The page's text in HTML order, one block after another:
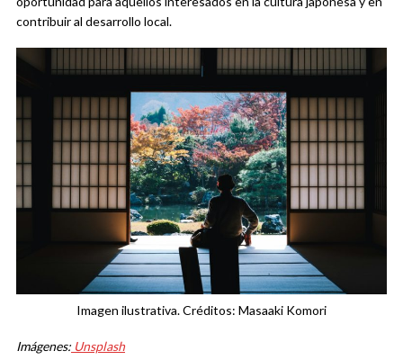
contribuir al desarrollo local.
Imagen ilustrativa. Créditos: Masaaki Komori
Imágenes: Unsplash